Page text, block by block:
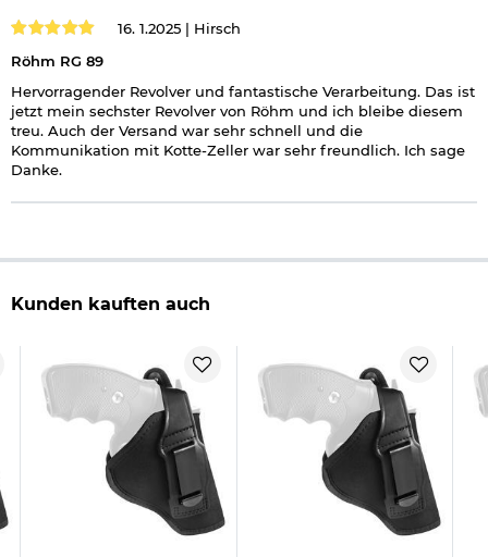
16. 1.2025 | Hirsch
Röhm RG 89
Hervorragender Revolver und fantastische Verarbeitung. Das ist
jetzt mein sechster Revolver von Röhm und ich bleibe diesem
treu. Auch der Versand war sehr schnell und die
Kommunikation mit Kotte-Zeller war sehr freundlich. Ich sage
Danke.
Kunden kauften auch